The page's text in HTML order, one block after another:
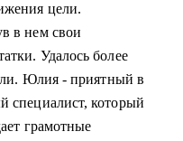
цели.
в нем свои
Удалось более
Юлия - приятный в
специалист, который
грамотные